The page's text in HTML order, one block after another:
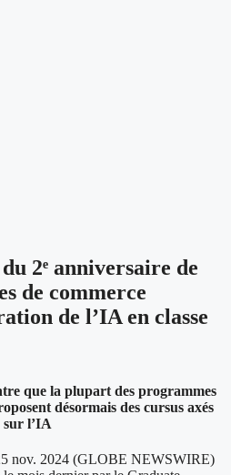
2ᵉ anniversaire de
de commerce
de l’IA en classe
que la plupart des programmes
désormais des cursus axés
sur l’IA
nov. 2024 (GLOBE NEWSWIRE)